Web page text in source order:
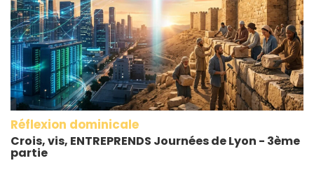
Réflexion dominicale
Crois, vis, ENTREPRENDS Journées de Lyon - 3ème
partie